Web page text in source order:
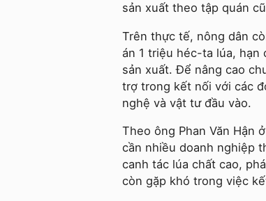
sản xuất theo tập quán
Trên thực tế, nông dân
án 1 triệu héc-ta lúa, hạn
sản xuất. Để nâng cao
trợ trong kết nối với các
nghệ và vật tư đầu vào.
Theo ông Phan Văn Hận
cần nhiều doanh nghiệp
canh tác lúa chất cao,
còn gặp khó trong việc